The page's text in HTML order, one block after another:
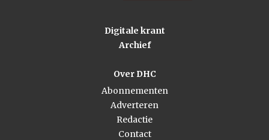
Digitale krant
Archief
Over DHC
Abonnementen
Adverteren
Redactie
Contact